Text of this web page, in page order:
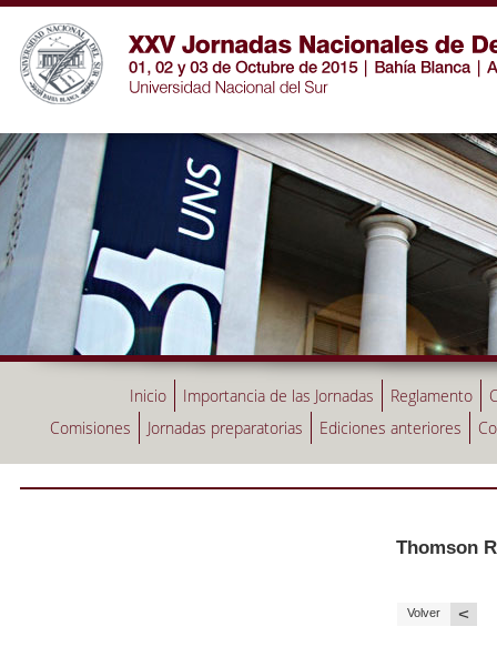
Inicio Importancia de las Jornadas Reglamento
Comisiones
Jornadas preparatorias Ediciones anteriores
Thomson
Volver <